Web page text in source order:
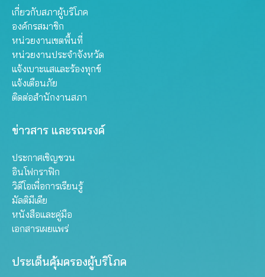
เกี่ยวกับสภาผู้บริโภค
องค์กรสมาชิก
หน่วยงานเขตพื้นที่
หน่วยงานประจำจังหวัด
แจ้งเบาะแสและร้องทุกข์
แจ้งเตือนภัย
ติดต่อสำนักงานสภา
ข่าวสาร และรณรงค์
ประกาศเชิญชวน
อินโฟกราฟิก
วิดีโอเพื่อการเรียนรู้
มัลติมีเดีย
หนังสือและคู่มือ
เอกสารเผยแพร่
ประเด็นคุ้มครองผู้บริโภค